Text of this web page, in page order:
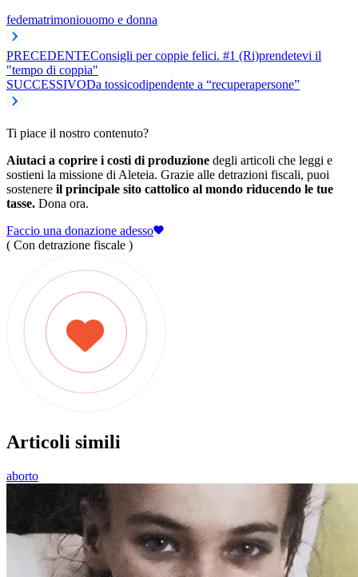
fedematrimoniouomo e donna
PRECEDENTEConsigli per coppie felici. #1 (Ri)prendetevi il
"tempo di coppia"
SUCCESSIVODa tossicodipendente a “recuperapersone”
Ti piace il nostro contenuto?
Aiutaci a coprire i costi di produzione degli articoli che leggi e
sostieni la missione di Aleteia. Grazie alle detrazioni fiscali, puoi
sostenere il principale sito cattolico al mondo riducendo le tue
tasse. Dona ora.
Faccio una donazione adesso
( Con detrazione fiscale )
Articoli simili
aborto